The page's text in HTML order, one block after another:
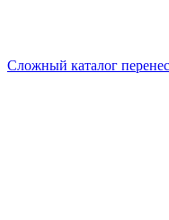
Сложный каталог